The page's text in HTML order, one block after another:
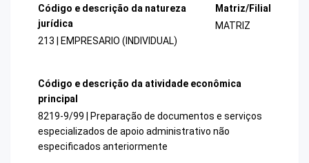
Código e descrição da natureza
jurídica
213 | EMPRESARIO (INDIVIDUAL)
Matriz/Filial
MATRIZ
Código e descrição da atividade econômica
principal
8219-9/99 | Preparação de documentos e serviços
especializados de apoio administrativo não
especificados anteriormente